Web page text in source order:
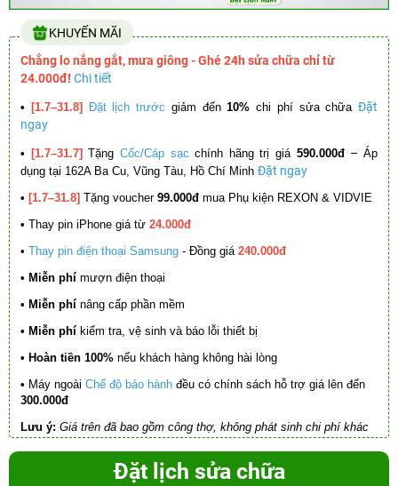
KHUYẾN MÃI
Chẳng lo nắng gắt, mưa giông - Ghé 24h sửa chữa chỉ từ
24.000đ! Chi tiết
• [1.7–31.8] Đặt lịch trước giảm đến10% chi phí sửa chữa Đặt
ngay
• [1.7–31.7] Tặng Cốc/Cáp sạc chính hãng trị giá 590.000đ –Áp
dụng tại 162A Ba Cu, Vũng Tàu, Hồ Chí Minh Đặt ngay
• [1.7–31.8] Tặng voucher 99.000đ mua Phụ kiện REXON & VIDVIE
• Thay pin iPhone giá từ 24.000đ
• Thay pin điện thoại Samsung - Đồng giá 240.000đ
• Miễn phí mượn điện thoại
• Miễn phí nâng cấp phần mềm
• Miễn phí kiểm tra, vệ sinh và báo lỗi thiết bị
• Hoàn tiền 100% nếu khách hàng không hài lòng
• Máy ngoài Chế độ bảo hành đều có chính sách hỗ trợ giá lên đến
300.000đ
Lưu ý: Giá trên đã bao gồm công thợ, không phát sinh chi phí khác
Đặt lịch sửa chữa